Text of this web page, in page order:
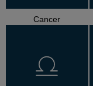
Cancer